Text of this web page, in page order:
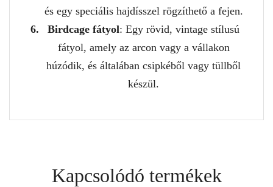
és egy speciális hajdísszel rögzíthető a fejen.
Birdcage fátyol: Egy rövid, vintage stílusú
fátyol, amely az arcon vagy a vállakon
húzódik, és általában csipkéből vagy tüllből
készül.
Kapcsolódó termékek